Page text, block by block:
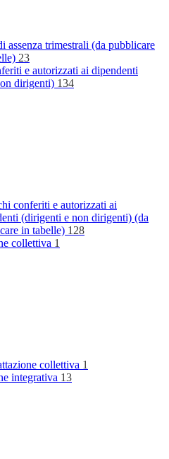
assenza trimestrali (da pubblicare
23
e autorizzati ai dipendenti
dirigenti) 134
conferiti e autorizzati ai
(dirigenti e non dirigenti) (da
in tabelle) 128
collettiva 1
collettiva 1
integrativa 13